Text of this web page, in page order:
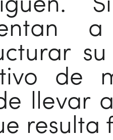
de
llevar
resulta